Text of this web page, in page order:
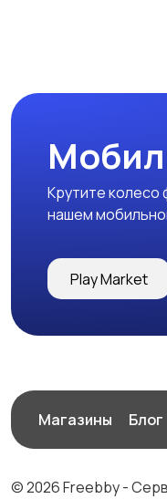
Крутите колесо
нашем
Play Market
Магазины Блог
© 2026 Freebby -